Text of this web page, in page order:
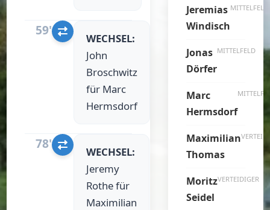
59'
WECHSEL:
John
Broschwitz
für Marc
Hermsdorf
78'
WECHSEL:
Jeremy
Rothe für
Maximilian
Jeremias
Windisch
MITTELFELD
Jonas
Dörfer
MITTELFELD
Marc
Hermsdorf
Maximilian
Thomas
Moritz
Seidel
VERTEIDIGER